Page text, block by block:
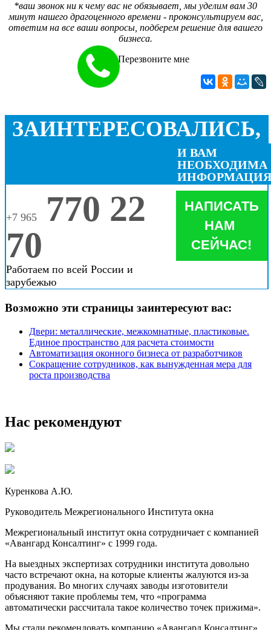
*ваш звонок ни к чему вас не обязывает, мы уделим вам 30
минут нашего драгоценного времени - проконсультируем вас,
ответим на все ваши вопросы, подберем решение для вашего
бизнеса.
Перезвоните мне
ЗАИНТЕРЕСОВАЛИСЬ,
И ВАМ
НЕОБХОДИМА
+7 965
770 22
70
Работаем по всей России и
зарубежью
НАПИСАТЬ
НАМ
СЕЙЧАС!
Возможно эти страницы заинтересуют вас:
Двери: металлические, межкомнатные, пластиковые.
Единое пространство для расчета стоимости
Автоматизация оконного бизнеса от разработчиков
Сокращение сотрудников, как вынужденная мера для
роста производства
Нас рекомендуют
Куренкова А.Ю.
Руководитель Межрегионального Института окна
Межрегиональный институт окна сотрудничает с компанией
«Авангард Консалтинг» с 1999 года.
На выездных экспертизах сотрудники института довольно
часто встречают окна, на которые клиенты жалуются из-за
продувания. Во многих случаях заводы изготовители
объясняют такие проблемы тем, что «программа
автоматически рассчитала такое количество точек прижима».
Мы стали рекомендовать компанию «Авангард Консалтинг»,